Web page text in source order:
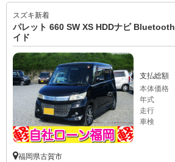
スズキ新着
パレット 660 SW XS HDDナビ
イド
支払総額
本体価格
年式
走行
車検
福岡県古賀市